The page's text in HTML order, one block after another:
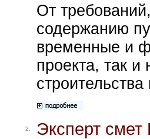
От
содержанию
временные и
проекта, так и
2. Эксперт смет